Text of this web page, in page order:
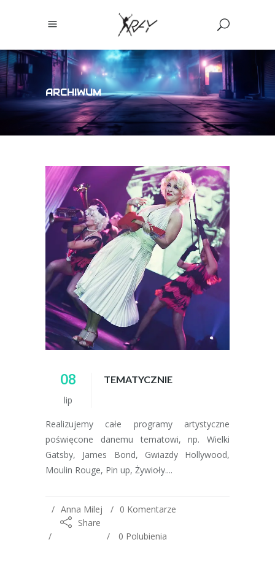
ARCHIWUM
08
lip
TEMATYCZNIE
Realizujemy całe programy artystyczne
poświęcone danemu tematowi, np. Wielki
Gatsby, James Bond, Gwiazdy Hollywood,
Moulin Rouge, Pin up, Żywioły....
Anna Milej
0 Komentarze
Share
0 Polubienia